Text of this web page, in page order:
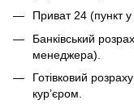
Приват 24 (пункт у
Банківський
менеджера).
Готівковий
кур’єром.